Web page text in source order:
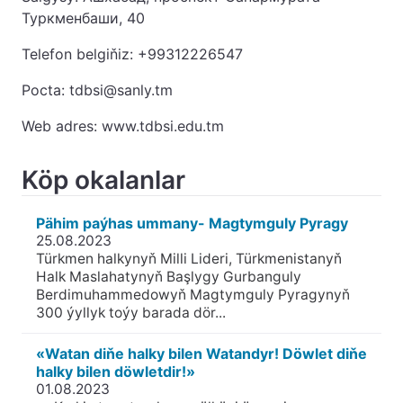
Туркменбаши, 40
Telefon belgiňiz: +99312226547
Pocta: tdbsi@sanly.tm
Web adres: www.tdbsi.edu.tm
Köp okalanlar
Pähim paýhas ummany- Magtymguly Pyragy
25.08.2023
Türkmen halkynyň Milli Lideri, Türkmenistanyň
Halk Maslahatynyň Başlygy Gurbanguly
Berdimuhammedowyň Magtymguly Pyragynyň
300 ýyllyk toýy barada dör...
«Watan diňe halky bilen Watandyr! Döwlet diňe
halky bilen döwletdir!»
01.08.2023